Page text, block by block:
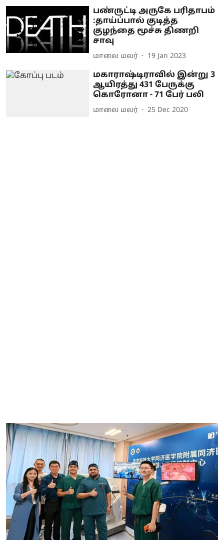
பண்ருட்டி அருகே பரிதாபம்
:தாய்ப்பால் குடித்த
குழந்தை மூச்சு திணறி
சாவு
மாலை மலர் 19 Jan 2023
மகாராஷ்டிராவில் இன்று 3
ஆயிரத்து 431 பேருக்கு
கொரோனா - 71 பேர் பலி
மாலை மலர் 25 Dec 2020